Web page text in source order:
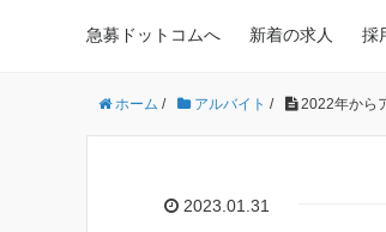
急募ドットコムへ 新着の求人 採
ホーム / アルバイト / 2022年から
2023.01.31